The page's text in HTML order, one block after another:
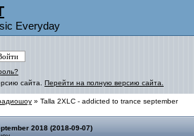
Everyday
сайта. Перейти на полную версию сайта.
» Talla 2XLC - addicted to trance september
2018 (2018-09-07)